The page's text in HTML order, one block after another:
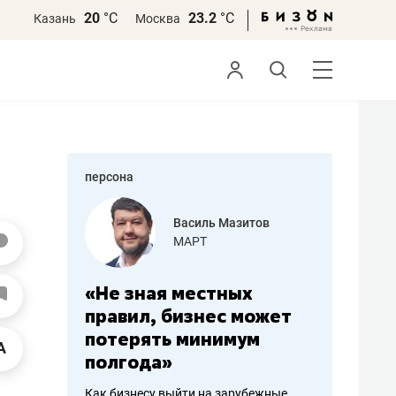
Казань 20 °С Москва 23.2 °С
персона
работа
Василь Мазитов
МАРТ
«Не зная местных
правил, бизнес может
потерять минимум
полгода»